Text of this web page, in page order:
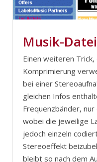
Musik-
Einen weiteren
Komprimierung
bei einer
gleichen Infos
Frequenzbänder,
wobei die jeweilige
jedoch einzeln
Stereoeffekt
bleibt so nach dem